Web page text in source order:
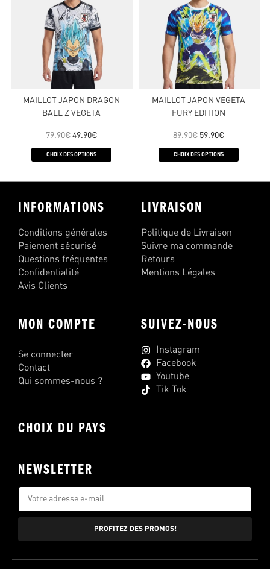
MAILLOT JAPON DRAGON
BALL Z VEGETA
79.90€ 49.90€
CHOIX DES OPTIONS
MAILLOT JAPON VEGETA
FURY EDITION
89.90€ 59.90€
CHOIX DES OPTIONS
INFORMATIONS
Conditions générales
Paiement sécurisé
Questions fréquentes
Confidentialité
Avis Clients
LIVRAISON
Politique de Livraison
Suivre ma commande
Retours
Mentions Légales
MON COMPTE
Se connecter
Contact
Qui sommes-nous ?
SUIVEZ-NOUS
Instagram
Facebook
Youtube
Tik Tok
CHOIX DU PAYS
NEWSLETTER
PROFITEZ DES PROMOS!